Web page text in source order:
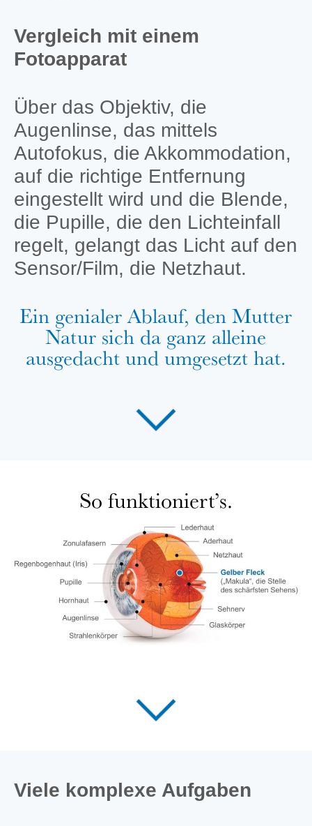
Vergleich mit einem
Fotoapparat
Über das Objektiv, die
Augenlinse, das mittels
Autofokus, die Akkommodation,
auf die richtige Entfernung
eingestellt wird und die Blende,
die Pupille, die den Lichteinfall
regelt, gelangt das Licht auf den
Sensor/Film, die Netzhaut.
Ein genialer Ablauf, den Mutter
Natur sich da ganz alleine
ausgedacht und umgesetzt hat.
So funktioniert’s.
Viele komplexe Aufgaben